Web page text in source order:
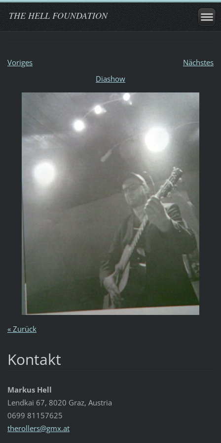
THE HELL FOUNDATION
Voriges
Nächstes
Diashow
« Zurück
Kontakt
Markus Hell
Lendkai 67, 8020 Graz, Austria
0699 81157625
therollers@gmx.at